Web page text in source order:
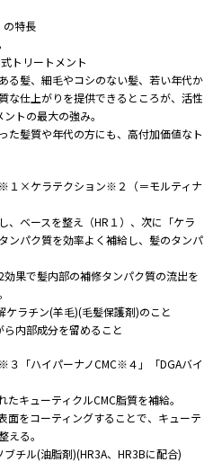
特長
トリートメント
る髪、細毛やコシのない髪、若い年代か
な仕上がりを提供できるところが、活性
トの最大の強み。
た髪質や年代の方にも、高付加価値なト
１×ケラテクション※２（＝モルティナ
、ベースを整え（HR１）、次に「ケラ
ンパク質を効率よく補給し、髪のタンパ
果で髪内部の補修タンパク質の流出を
ラチン(羊毛)(毛髪保護剤)のこと
内部成分を留めること
３「ハイパーナノCMC※４」「DGAバイ
キューティクルCMC脂質を補給。
面をコーティングすることで、キューテ
える。
チル(油脂剤)(HR3A、HR3Bに配合)